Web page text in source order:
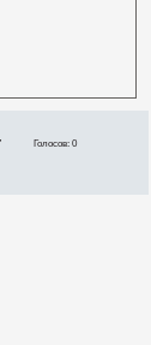
Голосов: 0